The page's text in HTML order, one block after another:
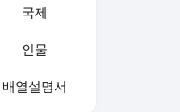
국제
인물
배열설명서